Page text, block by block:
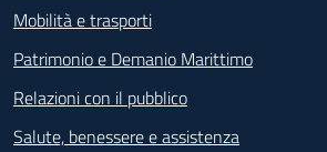
Mobilità e trasporti
Patrimonio e Demanio Marittimo
Relazioni con il pubblico
Salute, benessere e assistenza